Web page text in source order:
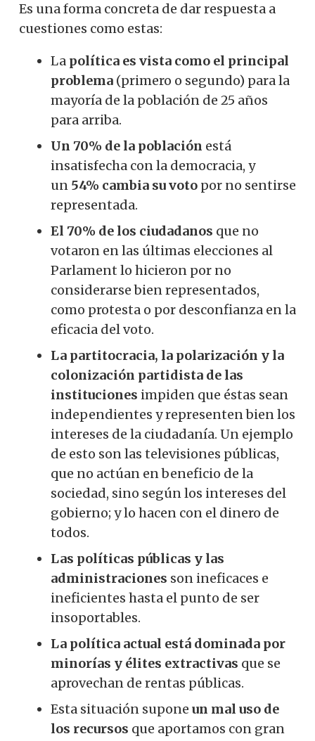
Es una forma concreta de dar respuesta a
cuestiones como estas:
La política es vista como el principal
problema (primero o segundo) para la
mayoría de la población de 25 años
para arriba.
Un 70% de la población está
insatisfecha con la democracia, y
un 54% cambia su voto por no sentirse
representada.
El 70% de los ciudadanos que no
votaron en las últimas elecciones al
Parlament lo hicieron por no
considerarse bien representados,
como protesta o por desconfianza en la
eficacia del voto.
La partitocracia, la polarización y la
colonización partidista de las
instituciones impiden que éstas sean
independientes y representen bien los
intereses de la ciudadanía. Un ejemplo
de esto son las televisiones públicas,
que no actúan en beneficio de la
sociedad, sino según los intereses del
gobierno; y lo hacen con el dinero de
todos.
Las políticas públicas y las
administraciones son ineficaces e
ineficientes hasta el punto de ser
insoportables.
La política actual está dominada por
minorías y élites extractivas que se
aprovechan de rentas públicas.
Esta situación supone un mal uso de
los recursos que aportamos con gran